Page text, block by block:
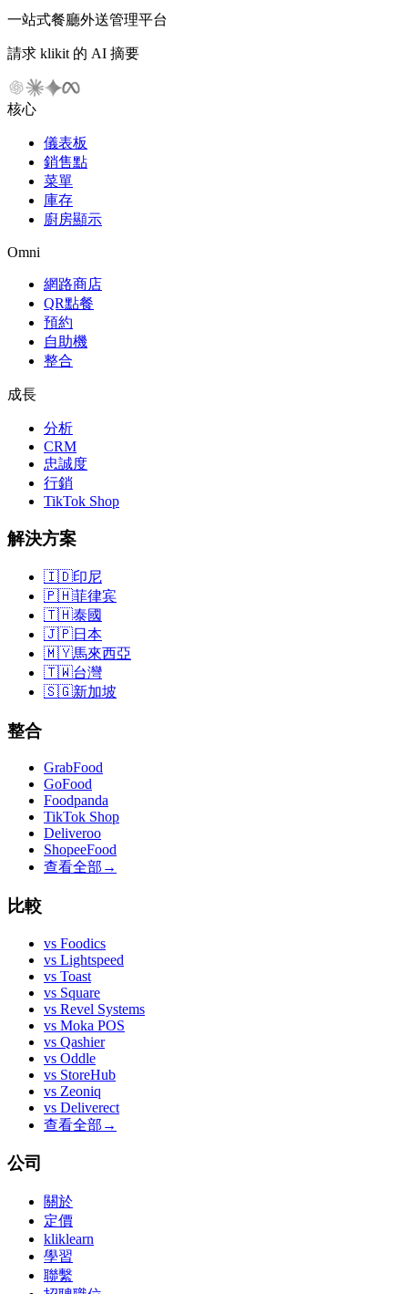
一站式餐廳外送管理平台
請求 klikit 的 AI 摘要
核心
儀表板
銷售點
菜單
庫存
廚房顯示
Omni
網路商店
QR點餐
預約
自助機
整合
成長
分析
CRM
忠誠度
行銷
TikTok Shop
解決方案
🇮🇩印尼
🇵🇭菲律宾
🇹🇭泰國
🇯🇵日本
🇲🇾馬來西亞
🇹🇼台灣
🇸🇬新加坡
整合
GrabFood
GoFood
Foodpanda
TikTok Shop
Deliveroo
ShopeeFood
查看全部 →
比較
vs Foodics
vs Lightspeed
vs Toast
vs Square
vs Revel Systems
vs Moka POS
vs Qashier
vs Oddle
vs StoreHub
vs Zeoniq
vs Deliverect
查看全部 →
公司
關於
定價
kliklearn
學習
聯繫